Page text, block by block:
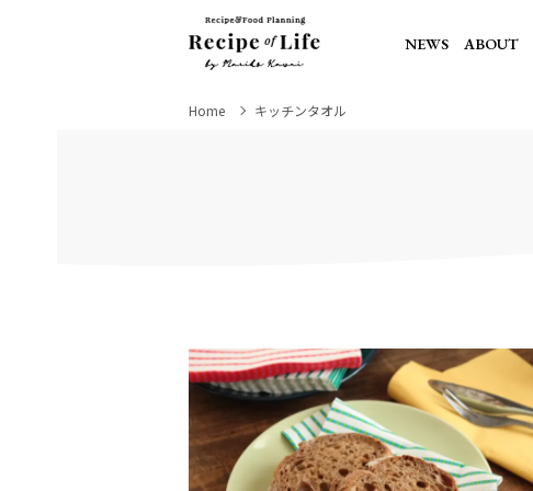
NEWS ABOUT
Home キッチンタオル